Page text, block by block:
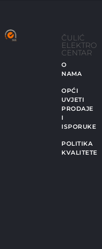
ČULIĆ
ELEKTRO
CENTAR
O
NAMA
OPĆI
UVJETI
PRODAJE
I
ISPORUKE
POLITIKA
KVALITETE